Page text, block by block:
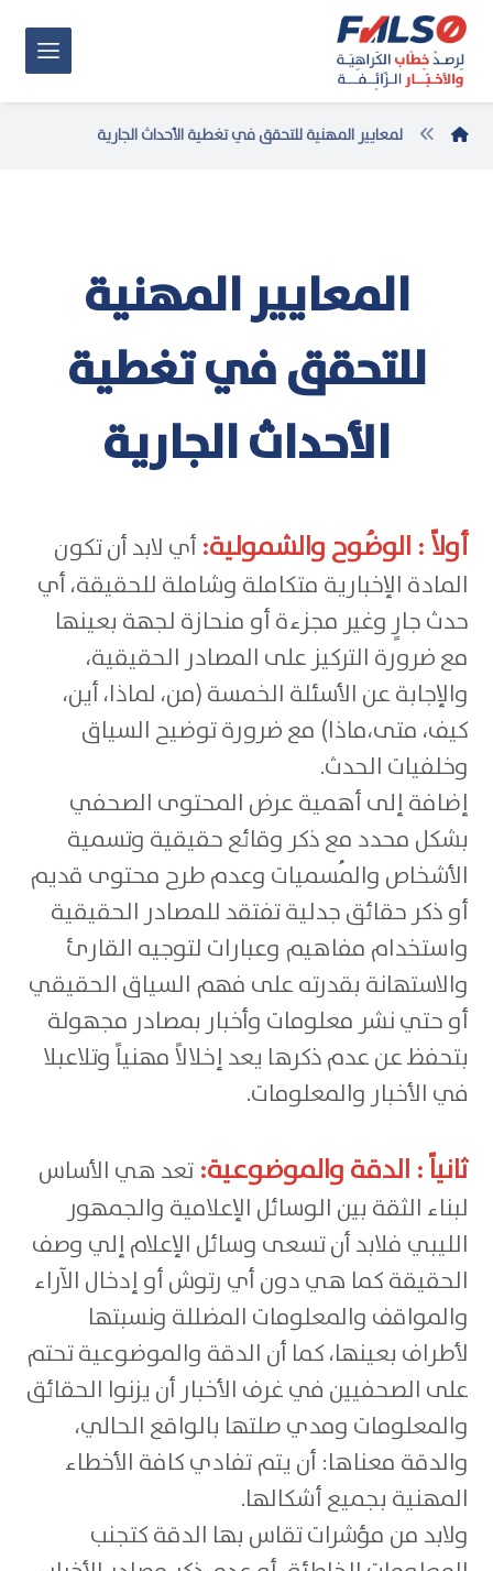
لمعايير المهنية للتحقق في تغطية الأحداث الجارية
المعايير المهنية
للتحقق في تغطية
الأحداث الجارية
أولاً : الوضُوح والشمولية: أي لابد أن تكون
المادة الإخبارية متكاملة وشاملة للحقيقة، أي
حدث جارٍ وغير مجزءة أو منحازة لجهة بعينها
مع ضرورة التركيز على المصادر الحقيقية،
والإجابة عن الأسئلة الخمسة (من، لماذا، أين،
كيف، متى،ماذا) مع ضرورة توضيح السياق
وخلفيات الحدث.
إضافة إلى أهمية عرض المحتوى الصحفي
بشكل محدد مع ذكر وقائع حقيقية وتسمية
الأشخاص والمُسميات وعدم طرح محتوى قديم
أو ذكر حقائق جدلية تفتقد للمصادر الحقيقية
واستخدام مفاهيم وعبارات لتوجيه القارئ
والاستهانة بقدرته على فهم السياق الحقيقي
أو حتي نشر معلومات وأخبار بمصادر مجهولة
بتحفظ عن عدم ذكرها يعد إخلالاً مهنياً وتلاعبلا
في الأخبار والمعلومات.
ثانياً : الدقة والموضوعية:تعد هي الأساس
لبناء الثقة بين الوسائل الإعلامية والجمهور
الليبي فلابد أن تسعى وسائل الإعلام إلي وصف
الحقيقة كما هي دون أي رتوش أو إدخال الآراء
والمواقف والمعلومات المضللة ونسبتها
لأطراف بعينها، كما أن الدقة والموضوعية تحتم
على الصحفيين في غرف الأخبار أن يزنوا الحقائق
والمعلومات ومدي صلتها بالواقع الحالي،
والدقة معناها: أن يتم تفادي كافة الأخطاء
المهنية بجميع أشكالها.
ولابد من مؤشرات تقاس بها الدقة كتجنب